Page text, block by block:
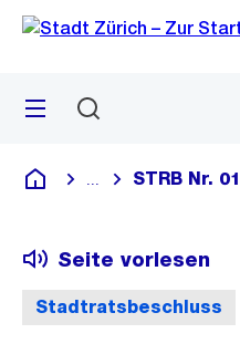
Navigation
Sprunglink
Menü
Deutsch
Blende alle
STRB Nr.
Stadtratsbeschluss
Seite vorlesen